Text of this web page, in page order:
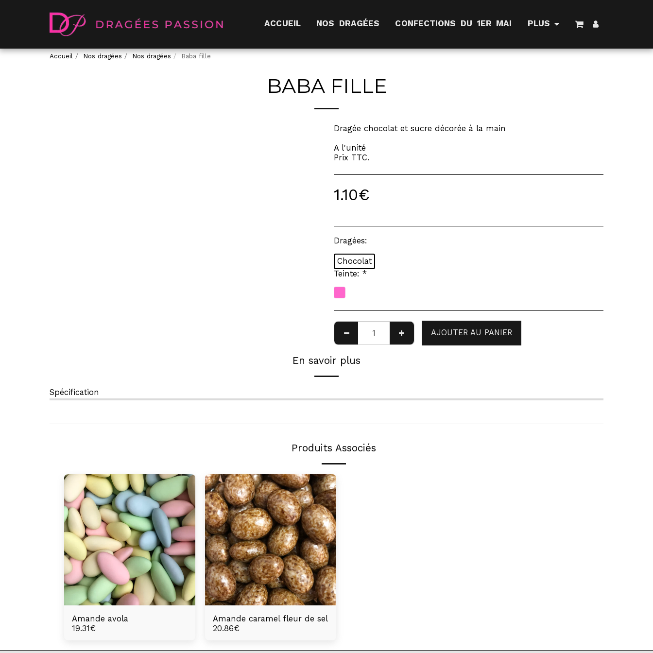
ACCUEIL NOS DRAGÉES CONFECTIONS DU 1ER MAI PLUS
Accueil Nos dragées Nos dragées Baba fille
BABA FILLE
Dragée chocolat et sucre décorée à la main
A l'unité
Prix TTC.
1.10€
Dragées:
Chocolat
Teinte: *
AJOUTER AU PANIER
En savoir plus
Spécification
Produits Associés
Amande avola
19.31€
Amande caramel fleur de sel
20.86€